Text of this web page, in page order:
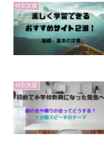
特別支援
特別支援